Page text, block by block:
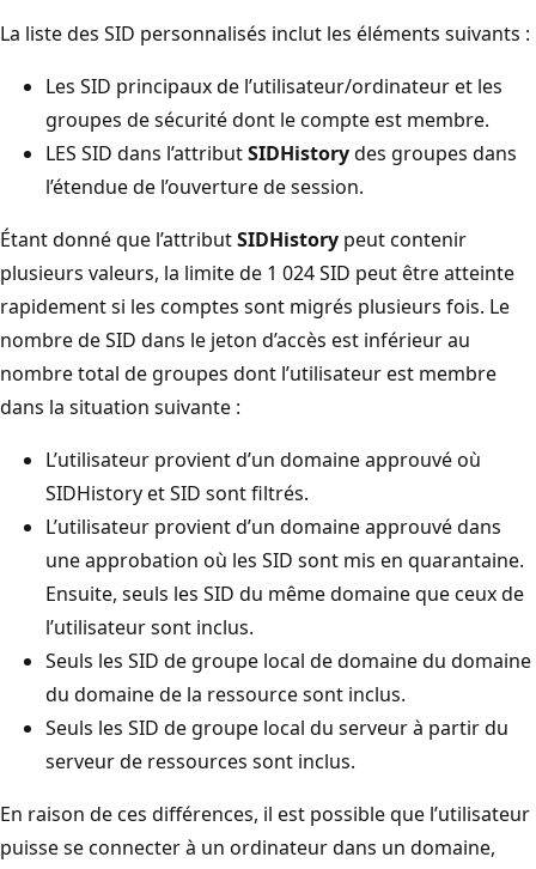
La liste des SID personnalisés inclut les éléments suivants :
Les SID principaux de l’utilisateur/ordinateur et les
groupes de sécurité dont le compte est membre.
LES SID dans l’attributSIDHistorydes groupes dans
l’étendue de l’ouverture de session.
Étant donné que l’attributSIDHistory peut contenir
plusieurs valeurs, la limite de 1 024 SID peut être atteinte
rapidement si les comptes sont migrés plusieurs fois. Le
nombre de SID dans le jeton d’accès est inférieur au
nombre total de groupes dont l’utilisateur est membre
dans la situation suivante :
L’utilisateur provient d’un domaine approuvé où
SIDHistory et SID sont filtrés.
L’utilisateur provient d’un domaine approuvé dans
une approbation où les SID sont mis en quarantaine.
Ensuite, seuls les SID du même domaine que ceux de
l’utilisateur sont inclus.
Seuls les SID de groupe local de domaine du domaine
du domaine de la ressource sont inclus.
Seuls les SID de groupe local du serveur à partir du
serveur de ressources sont inclus.
En raison de ces différences, il est possible que l’utilisateur
puisse se connecter à un ordinateur dans un domaine,